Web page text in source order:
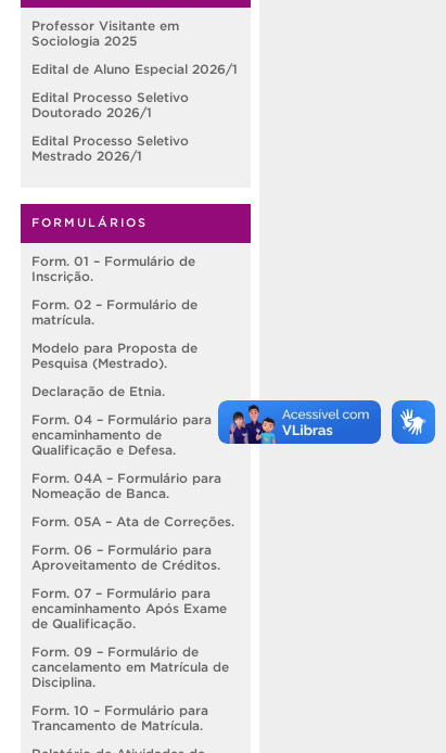
Professor Visitante em
Sociologia 2025
Edital de Aluno Especial 2026/1
Edital Processo Seletivo
Doutorado 2026/1
Edital Processo Seletivo
Mestrado 2026/1
FORMULÁRIOS
Form. 01 – Formulário de
Inscrição.
Form. 02 – Formulário de
matrícula.
Modelo para Proposta de
Pesquisa (Mestrado).
Declaração de Etnia.
Form. 04 – Formulário para
encaminhamento de
Qualificação e Defesa.
Form. 04A – Formulário para
Nomeação de Banca.
Form. 05A – Ata de Correções.
Form. 06 – Formulário para
Aproveitamento de Créditos.
Form. 07 – Formulário para
encaminhamento Após Exame
de Qualificação.
Form. 09 – Formulário de
cancelamento em Matrícula de
Disciplina.
Form. 10 – Formulário para
Trancamento de Matrícula.